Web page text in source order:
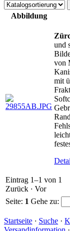
Abbildung
und
von
mit
Eintrag 1–1 von 1
Zurück · Vor
Seite: 1 Gehe zu:
Startseite · Suche ·